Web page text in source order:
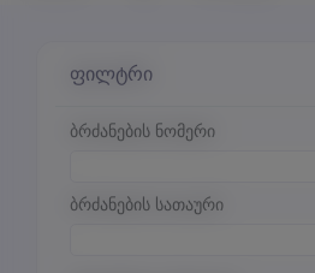
ფილტრი
ბრძანების ნომერი
ბრძანების სათაური